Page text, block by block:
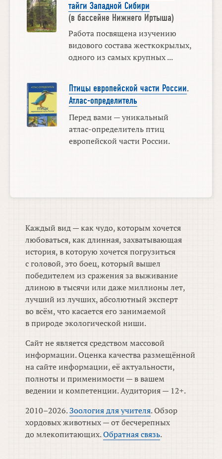
тайги Западной Сибири
(в бассейне Нижнего Иртыша)
Работа посвящена изучению
видового состава жесткокрылых,
одного из самых крупных ...
Птицы европейской части России.
Атлас-определитель
Перед вами — уникальный
атлас-определитель птиц
европейской части России.
Каждый вид — как чудо, которым хочется
любоваться, как длинная, захватывающая
история, в которую хочется погрузиться
с головой, это боец, который вышел
победителем из сражения за выживание
длиною в тысячи или даже миллионы лет,
лучший из лучших, абсолютный эксперт
во всём, что касается его занимаемой
в природе экологической ниши.
Сайт не является средством массовой
информации. Оценка качества размещённой
на сайте информации, её актуальности,
полноты и применимости — в вашем
ведении и компетенции. Аудитория — 12+.
2010–2026.Зоология для учителя. Обзор
хордовых животных — от бесчерепных
до млекопитающих.Обратная связь.